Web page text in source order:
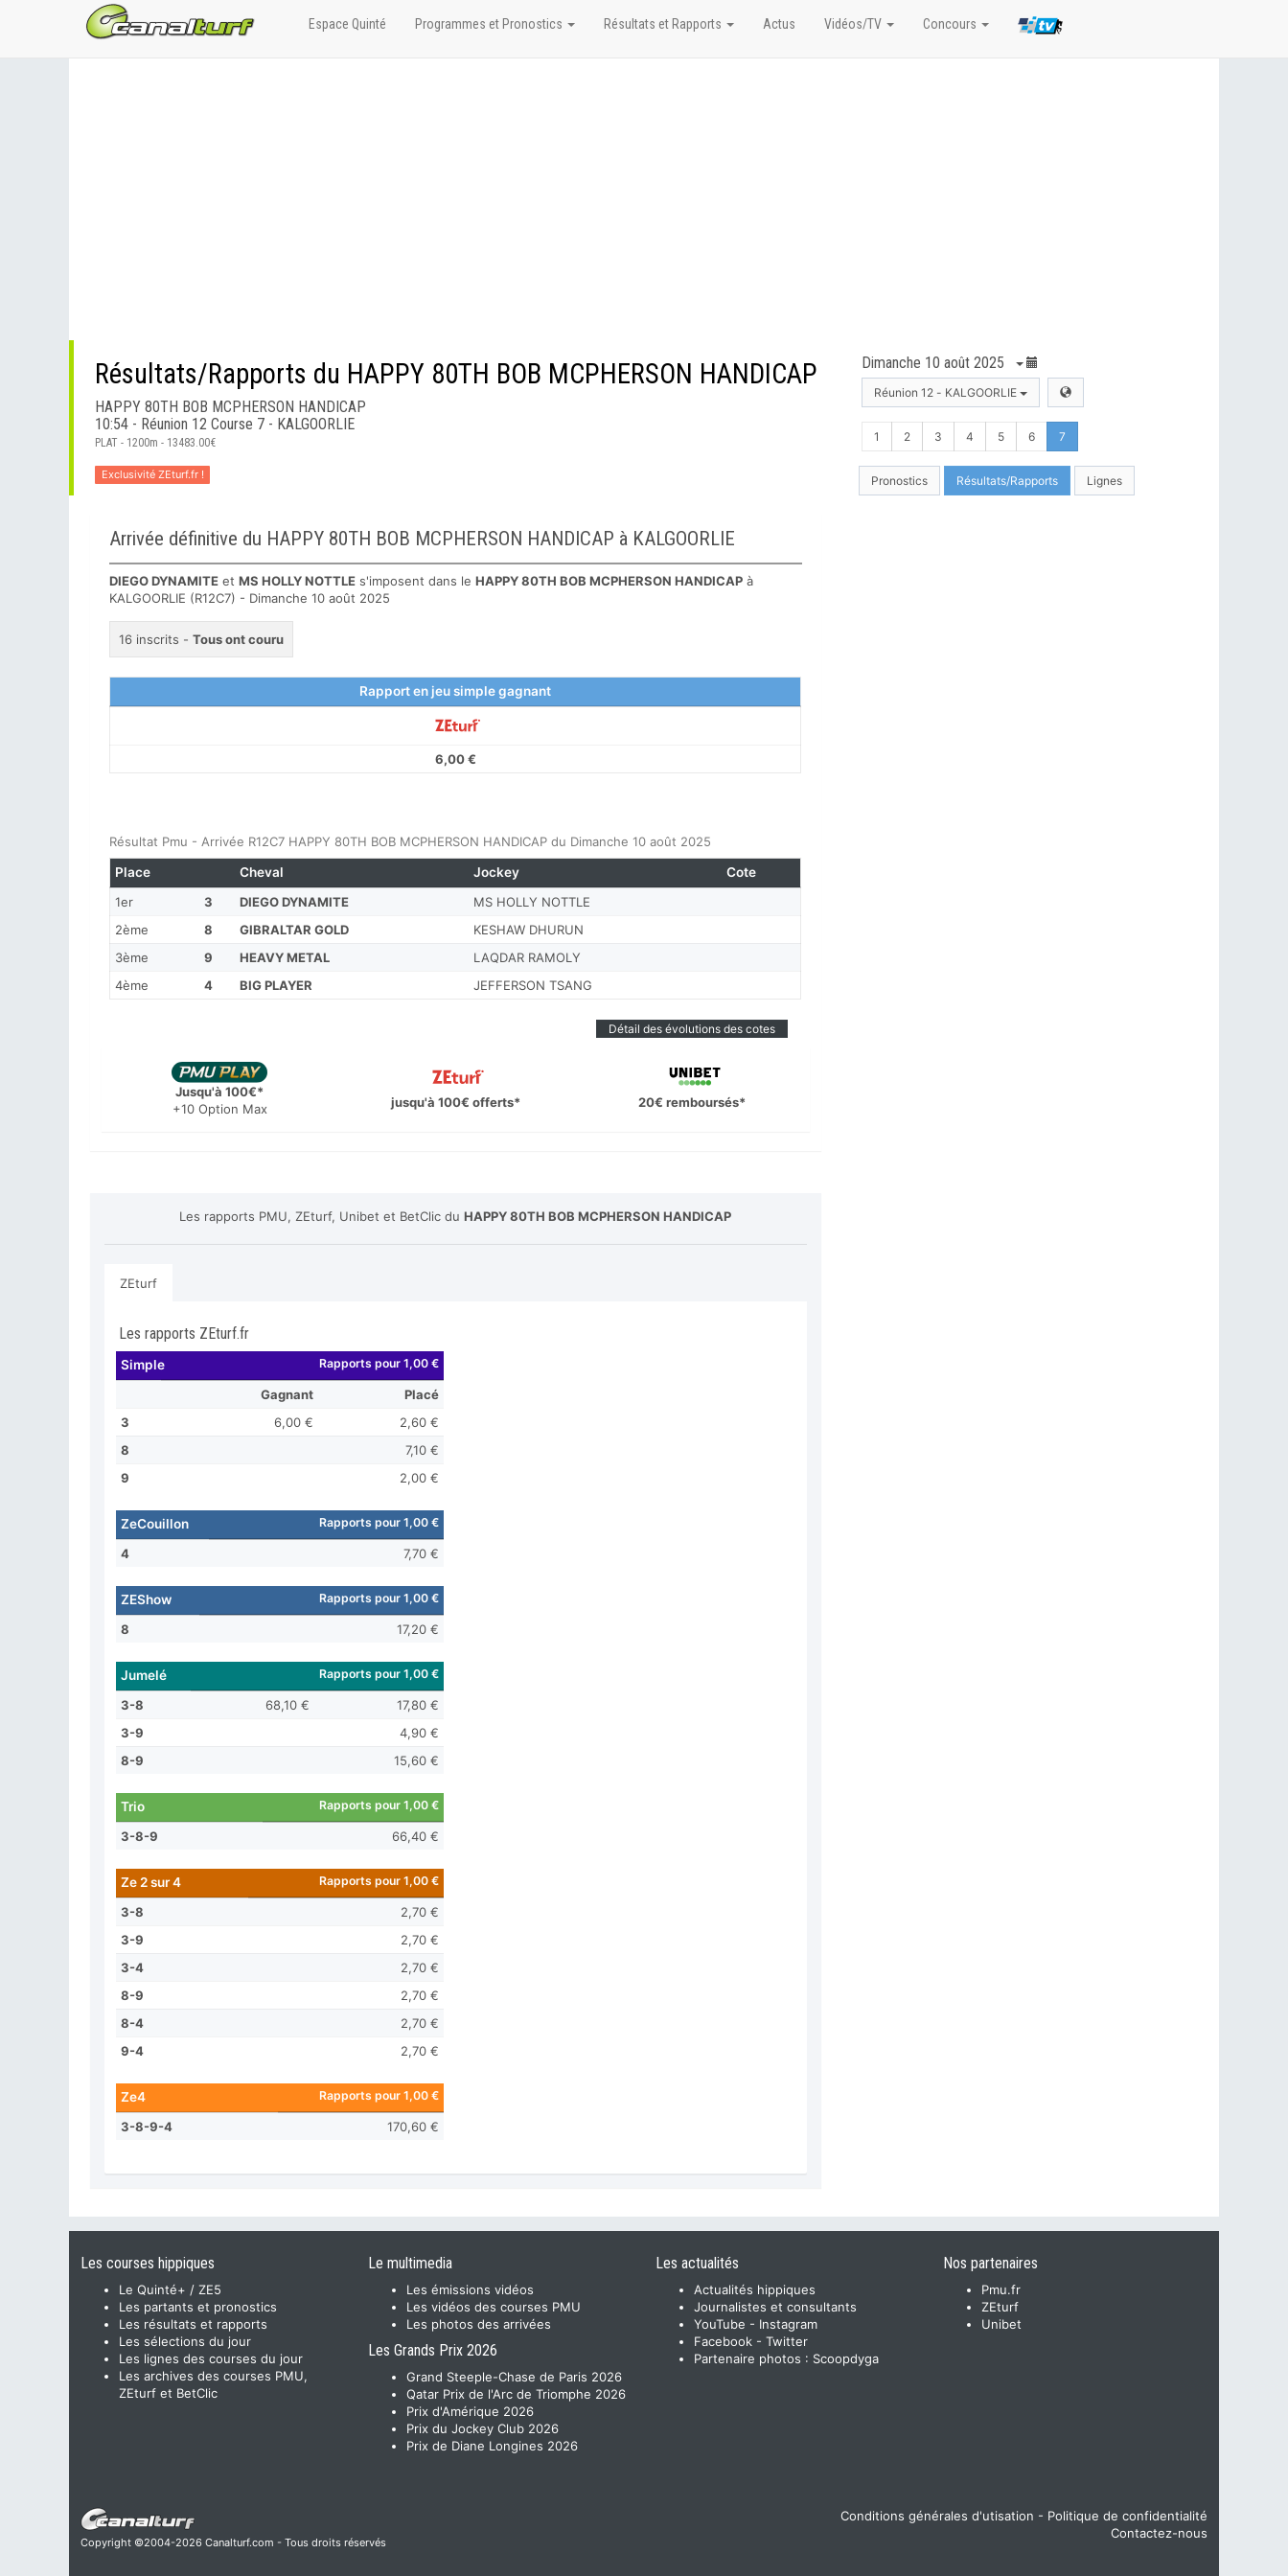
Résultats/Rapports du HAPPY 80TH BOB MCPHERSON HANDICAP
HAPPY 80TH BOB MCPHERSON HANDICAP
10:54 - Réunion 12 Course 7 - KALGOORLIE
PLAT - 1200m - 13483.00€
Exclusivité ZEturf.fr !
Dimanche 10 août 2025
Réunion 12 - KALGOORLIE
1 2 3 4 5 6 7
Pronostics Résultats/Rapports Lignes
Arrivée définitive du HAPPY 80TH BOB MCPHERSON HANDICAP à KALGOORLIE
DIEGO DYNAMITE et MS HOLLY NOTTLE s'imposent dans le HAPPY 80TH BOB MCPHERSON HANDICAP à
KALGOORLIE (R12C7) - Dimanche 10 août 2025
16 inscrits - Tous ont couru
Rapport en jeu simple gagnant
6,00 €
Résultat Pmu - Arrivée R12C7 HAPPY 80TH BOB MCPHERSON HANDICAP du Dimanche 10 août 2025
1er 3 DIEGO DYNAMITE
MS HOLLY NOTTLE
2ème
8 GIBRALTAR GOLD
KESHAW DHURUN
3ème
9 HEAVY METAL
LAQDAR RAMOLY
4ème
4 BIG PLAYER JEFFERSON TSANG
Place Cheval Jockey Cote
Détail des évolutions des cotes
Jusqu'à 100€*
+10 Option Max
jusqu'à 100€ offerts* 20€ remboursés*
Les rapports PMU, ZEturf, Unibet et BetClic duHAPPY 80TH BOB MCPHERSON HANDICAP
ZEturf
Les rapports ZEturf.fr
Simple Rapports pour 1,00 €
Gagnant
Placé
3
6,00 €
2,60 €
8
7,10 €
9
2,00 €
ZeCouillon Rapports pour 1,00 €
4 7,70 €
ZEShow Rapports pour 1,00 €
8 17,20 €
Jumelé Rapports pour 1,00 €
3-8 68,10 €
17,80 €
3-9
4,90 €
8-9
15,60 €
Trio Rapports pour 1,00 €
3-8-9 66,40 €
Ze 2 sur 4 Rapports pour 1,00 €
3-8
2,70 €
3-9
2,70 €
3-4
2,70 €
8-9
2,70 €
8-4
2,70 €
9-4
2,70 €
Ze4 Rapports pour 1,00 €
3-8-9-4 170,60 €
Espace Quinté Programmes et Pronostics Résultats et Rapports Actus Vidéos/TV Concours
Les courses hippiques
Le Quinté+ / ZE5
Les partants et pronostics
Les résultats et rapports
Les sélections du jour
Les lignes des courses du jour
Les archives des courses PMU,
ZEturf et BetClic
Le multimedia
Les émissions vidéos
Les vidéos des courses PMU
Les photos des arrivées
Les Grands Prix 2026
Grand Steeple-Chase de Paris 2026
Qatar Prix de l'Arc de Triomphe 2026
Prix d'Amérique 2026
Prix du Jockey Club 2026
Prix de Diane Longines 2026
Les actualités
Actualités hippiques
Journalistes et consultants
YouTube - Instagram
Facebook - Twitter
Partenaire photos : Scoopdyga
Nos partenaires
Pmu.fr
ZEturf
Unibet
Copyright ©2004-2026 Canalturf.com - Tous droits réservés
Conditions générales d'utisation - Politique de confidentialité
Contactez-nous